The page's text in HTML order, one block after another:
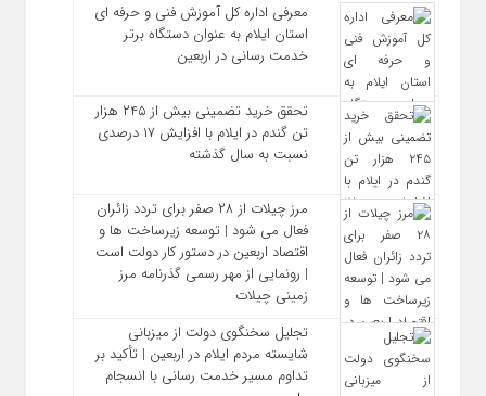
معرفی اداره کل آموزش فنی و حرفه‌ ای
استان ایلام به‌ عنوان دستگاه برتر
خدمت‌ رسانی در اربعین
تحقق خرید تضمینی بیش از ۲۴۵ هزار
تن گندم در ایلام با افزایش ۱۷ درصدی
نسبت به سال گذشته
مرز چیلات از ۲۸ صفر برای تردد زائران
فعال می‌ شود | توسعه زیرساخت‌ ها و
اقتصاد اربعین در دستور کار دولت است
| رونمایی از مهر رسمی گذرنامه مرز
زمینی چیلات
تجلیل سخنگوی دولت از میزبانی
شایسته مردم ایلام در اربعین | تأکید بر
تداوم مسیر خدمت‌ رسانی با انسجام